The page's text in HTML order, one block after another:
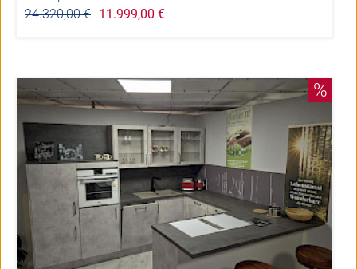
24.320,00 € 11.999,00 €
%